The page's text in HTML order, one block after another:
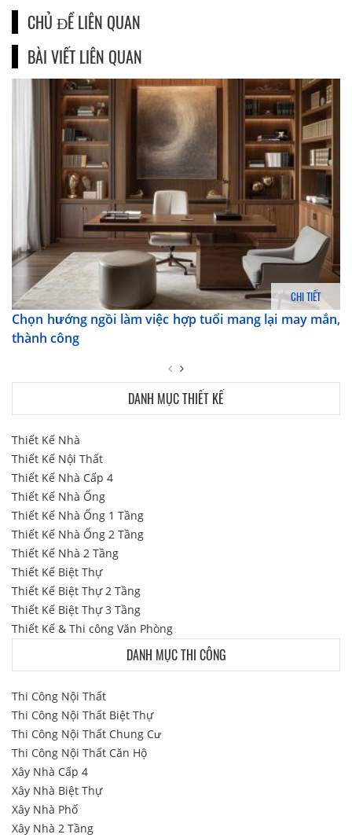
CHỦ ĐỀ LIÊN QUAN
BÀI VIẾT LIÊN QUAN
CHI TIẾT
Chọn hướng ngồi làm việc hợp tuổi mang lại may mắn,
thành công
DANH MỤC THIẾT KẾ
Thiết Kế Nhà
Thiết Kế Nội Thất
Thiết Kế Nhà Cấp 4
Thiết Kế Nhà Ống
Thiết Kế Nhà Ống 1 Tầng
Thiết Kế Nhà Ống 2 Tầng
Thiết Kế Nhà 2 Tầng
Thiết Kế Biệt Thự
Thiết Kế Biệt Thự 2 Tầng
Thiết Kế Biệt Thự 3 Tầng
Thiết Kế & Thi công Văn Phòng
DANH MỤC THI CÔNG
Thi Công Nội Thất
Thi Công Nội Thất Biệt Thự
Thi Công Nội Thất Chung Cư
Thi Công Nội Thất Căn Hộ
Xây Nhà Cấp 4
Xây Nhà Biệt Thự
Xây Nhà Phố
Xây Nhà 2 Tầng